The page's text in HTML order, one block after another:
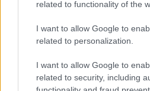
related to functionality of the
I want to allow Google to
related to personalization.
I want to allow Google to
related to security, including
vs Manchester United
ELŐZŐ MÉRKŐZÉSEK